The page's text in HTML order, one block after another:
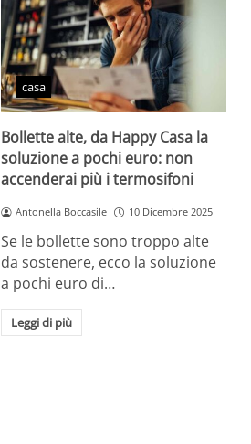
casa
Bollette alte, da Happy Casa la
soluzione a pochi euro: non
accenderai più i termosifoni
Antonella Boccasile 10 Dicembre 2025
Se le bollette sono troppo alte
da sostenere, ecco la soluzione
a pochi euro di…
Leggi di più